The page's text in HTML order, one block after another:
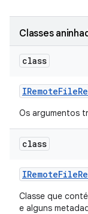
Classes
class
IRemoteFile
Os argumentos
class
IRemoteFile
Classe que
e alguns